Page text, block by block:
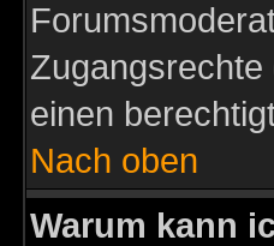
einen
Nach oben
Warum kann